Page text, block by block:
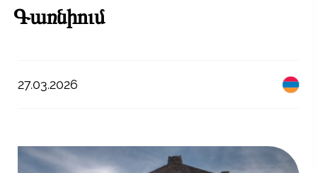
Գառնիում
27.03.2026